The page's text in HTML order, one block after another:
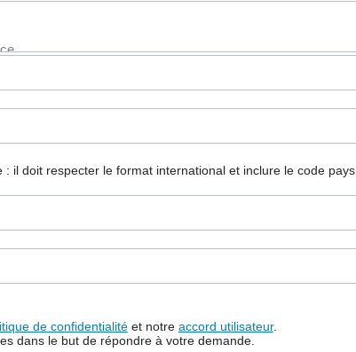
il doit respecter le format international et inclure le code pays.
de confidentialitéet notre accord utilisateur.
dans le but de répondre à votre demande.